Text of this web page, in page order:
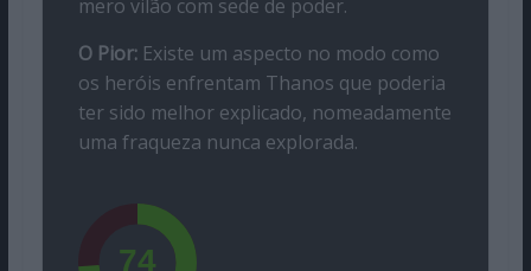
mero vilão com sede de poder.
O Pior: Existe um aspecto no modo como
os heróis enfrentam Thanos que poderia
ter sido melhor explicado, nomeadamente
uma fraqueza nunca explorada.